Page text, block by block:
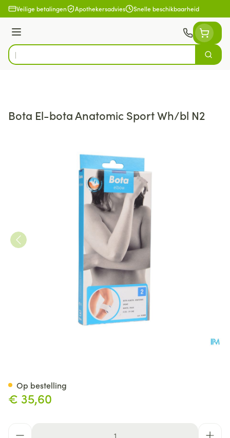
Ga naar de inhoud
Veilige betalingen Apothekersadvies Snelle beschikbaarheid
Menu
Product, merk, categorie...
Zoek
Bota El-bota Anatomic Sport Wh/bl N2
€ 35,60
Op bestelling